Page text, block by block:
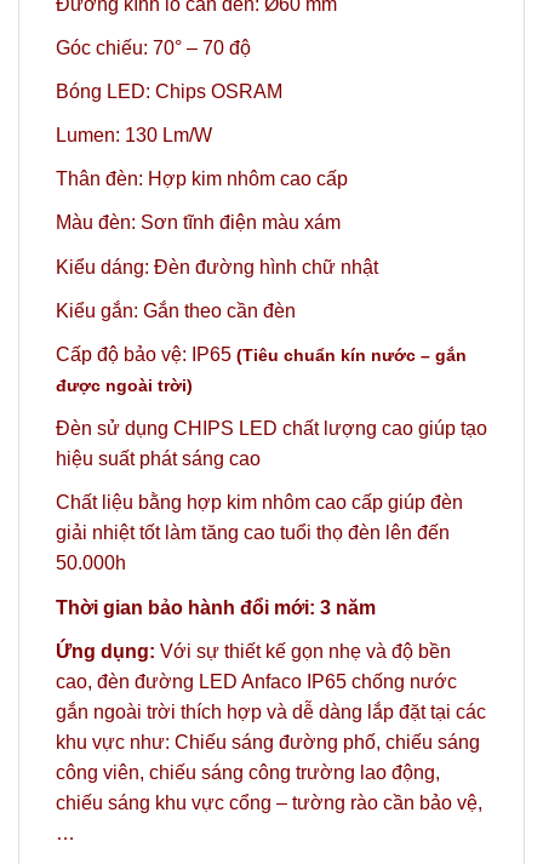
Góc chiếu: 70° – 70 độ
Bóng LED: Chips OSRAM
Lumen: 130 Lm/W
Thân đèn: Hợp kim nhôm cao cấp
Màu đèn: Sơn tĩnh điện màu xám
Kiểu dáng: Đèn đường hình chữ nhật
Kiểu gắn: Gắn theo cần đèn
Cấp độ bảo vệ: IP65 (Tiêu chuẩn kín nước – gắn
được ngoài trời)
Đèn sử dụng CHIPS LED chất lượng cao giúp tạo
hiệu suất phát sáng cao
Chất liệu bằng hợp kim nhôm cao cấp giúp đèn
giải nhiệt tốt làm tăng cao tuổi thọ đèn lên đến
50.000h
Thời gian bảo hành đổi mới: 3 năm
Ứng dụng: Với sự thiết kế gọn nhẹ và độ bền
cao, đèn đường LED Anfaco IP65 chống nước
gắn ngoài trời thích hợp và dễ dàng lắp đặt tại các
khu vực như: Chiếu sáng đường phố, chiếu sáng
công viên, chiếu sáng công trường lao động,
chiếu sáng khu vực cổng – tường rào cần bảo vệ,
…